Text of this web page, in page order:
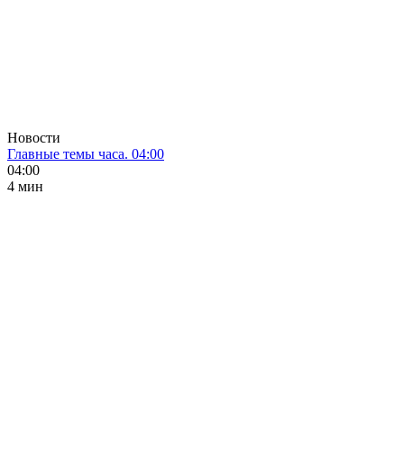
Новости
Главные темы часа. 04:00
04:00
4 мин